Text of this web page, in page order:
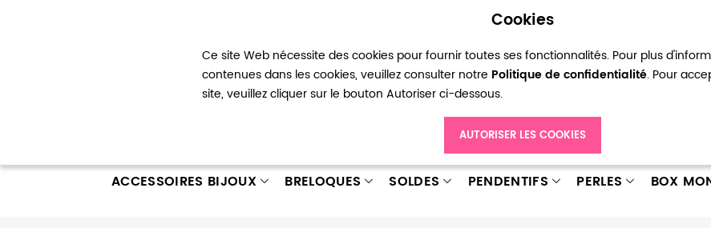
Cookies
Ce site Web nécessite des cookies pour fournir toutes ses fonctionnalités. Pour plus
contenues dans les cookies, veuillez consulter notre Politique de confidentialité. Pour
site, veuillez cliquer sur le bouton Autoriser ci-dessous.
AUTORISER LES COOKIES
Mon compte Ma liste d’envies Connexion
ACCESSOIRES BIJOUX BRELOQUES SOLDES PENDENTIFS PERLES BOX